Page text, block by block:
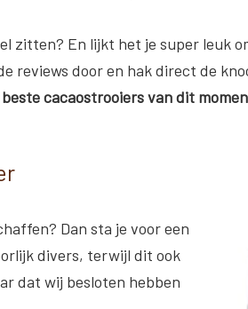
zitten? En lijkt het je super leuk
reviews door en hak direct de
cacaostrooiers van dit
Dan sta je voor een
divers, terwijl dit ook
dat wij besloten hebben